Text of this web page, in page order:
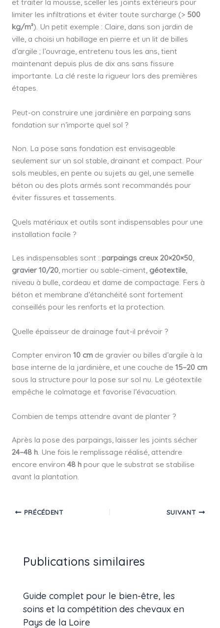
et traiter la mousse, sceller les joints extérieurs pour
limiter les infiltrations et éviter toute surcharge (> 500
kg/m²). Un petit exemple : Claire, dans son jardin de
ville, a choisi un habillage en pierre et un lit de billes
d’argile ; l’ouvrage, entretenu tous les ans, tient
maintenant depuis plus de dix ans sans fissure
importante. La clé reste la rigueur lors des premières
étapes.
Peut-on construire une jardinière en parpaing sans
fondation sur n’importe quel sol ?
Non. La pose sans fondation est envisageable
seulement sur un sol stable, drainant et compact. Pour
sols meubles, en pente ou sujets au gel, une semelle
béton ou des plots armés sont recommandés pour
éviter fissures et tassements.
Quels matériaux et outils sont indispensables pour une
installation facile ?
Les indispensables sont : parpaings creux 20×20×50,
gravier 10/20, mortier ou sable-ciment, géotextile,
niveau à bulle, cordeau et dame de compactage. Fers à
béton et membrane d’étanchéité sont fortement
conseillés pour les renforts et la protection.
Quelle épaisseur de drainage faut-il prévoir ?
Compter environ 10 cmde gravier ou billes d’argile à la
base interne de la jardinière, et une couche de 15–20 cm
sous la structure pour la pose sur sol nu. Le géotextile
empêche le colmatage et favorise l’évacuation.
Combien de temps attendre avant de planter ?
Après la pose des parpaings, laisser les joints sécher
24–48 h. Une fois le remplissage réalisé, attendre
encore environ 48 hpour que le substrat se stabilise
avant la plantation.
PRÉCÉDENT SUIVANT
Publications similaires
Guide complet pour le bien-être, les
soins et la compétition des chevaux en
Pays de la Loire